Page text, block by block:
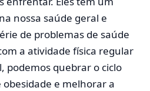
nossa saúde geral e
de problemas de saúde
a atividade física regular
podemos quebrar o ciclo
e melhorar a